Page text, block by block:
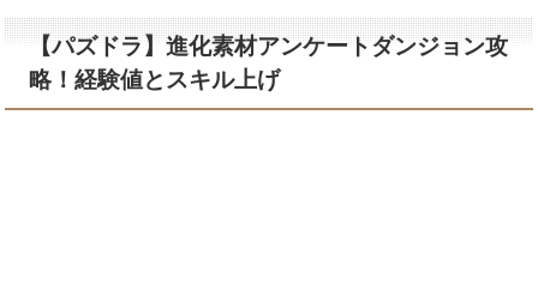
【パズドラ】進化素材アンケートダンジョン攻
略！経験値とスキル上げ